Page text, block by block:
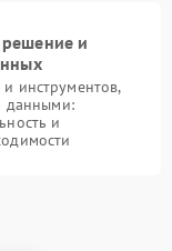
и
инструментов,
данными:
и